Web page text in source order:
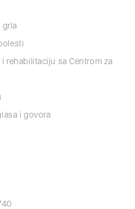
grla
rehabilitaciju sa Centrom za
i govora